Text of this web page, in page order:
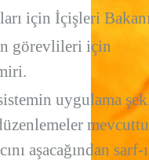
için İçişleri
görevlileri için
uygulama
aşacağından sarf-